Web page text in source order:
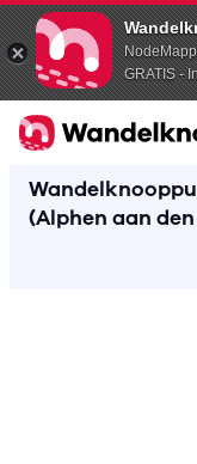
GRATIS -
(Alphen aan